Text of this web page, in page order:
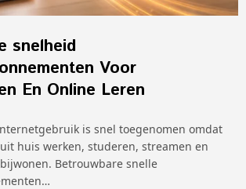
snelheid
Voor
En Online Leren
is snel toegenomen omdat
huis werken, studeren, streamen en
Betrouwbare snelle